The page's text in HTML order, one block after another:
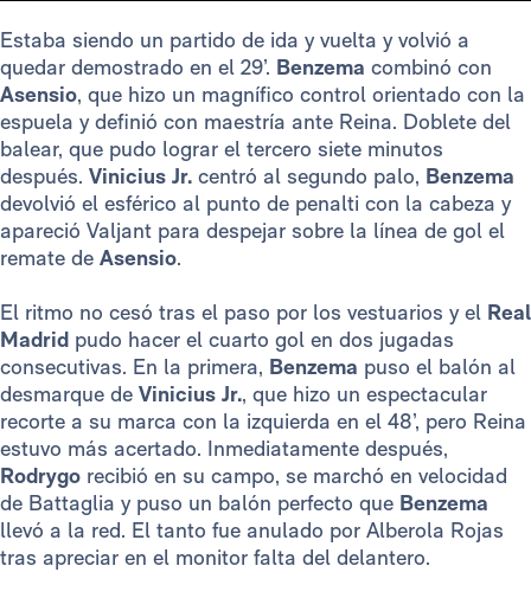
Estaba siendo un partido de ida y vuelta y volvió a
quedar demostrado en el 29’. Benzema combinó con
Asensio, que hizo un magnífico control orientado con la
espuela y definió con maestría ante Reina. Doblete del
balear, que pudo lograr el tercero siete minutos
después. Vinicius Jr. centró al segundo palo, Benzema
devolvió el esférico al punto de penalti con la cabeza y
apareció Valjant para despejar sobre la línea de gol el
remate de Asensio.
El ritmo no cesó tras el paso por los vestuarios y el Real
Madrid pudo hacer el cuarto gol en dos jugadas
consecutivas. En la primera, Benzema puso el balón al
desmarque de Vinicius Jr., que hizo un espectacular
recorte a su marca con la izquierda en el 48’, pero Reina
estuvo más acertado. Inmediatamente después,
Rodrygo recibió en su campo, se marchó en velocidad
de Battaglia y puso un balón perfecto que Benzema
llevó a la red. El tanto fue anulado por Alberola Rojas
tras apreciar en el monitor falta del delantero.